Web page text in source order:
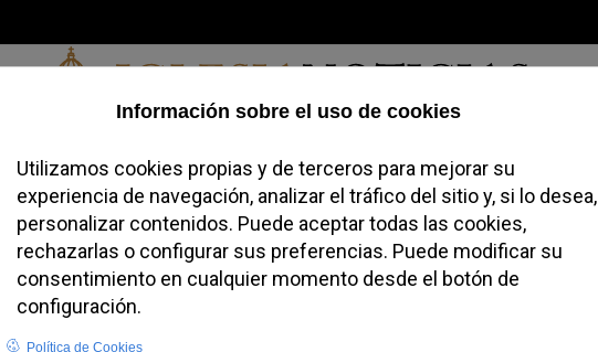
Viernes, 07 de agosto de 2026
Credofobiómetro Blogs Temas Buscar #JovenesConFe Podcast
San Nicolás de Bari
de oración "El Desierto